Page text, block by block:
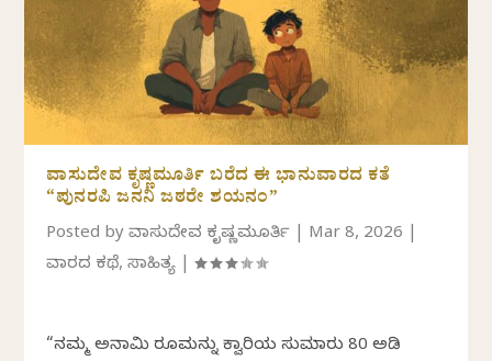
ವಾಸುದೇವ ಕೃಷ್ಣಮೂರ್ತಿ ಬರೆದ ಈ ಭಾನುವಾರದ ಕತೆ
“ಪುನರಪಿ ಜನನಿ ಜಠರೇ ಶಯನಂ”
Posted byವಾಸುದೇವ ಕೃಷ್ಣಮೂರ್ತಿ Mar 8, 2026
ವಾರದ ಕಥೆ,ಸಾಹಿತ್ಯ |
“ನಮ್ಮ ಅನಾಮಿಕೆ ರೂಮನ್ನು ಕ್ವಾರಿಯ ಸುಮಾರು 80 ಅಡಿ